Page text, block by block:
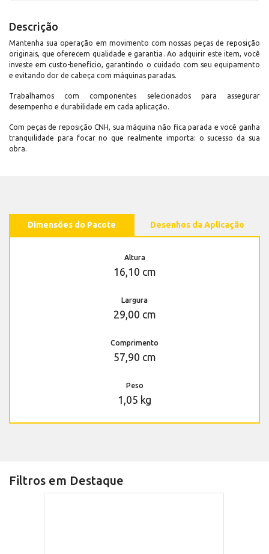
Descrição
Mantenha sua operação em movimento com nossas peças de reposição
originais, que oferecem qualidade e garantia. Ao adquirir este item, você
investe em custo-benefício, garantindo o cuidado com seu equipamento
e evitando dor de cabeça com máquinas paradas.
Trabalhamos com componentes selecionados para assegurar
desempenho e durabilidade em cada aplicação.
Com peças de reposição CNH, sua máquina não fica parada e você ganha
tranquilidade para focar no que realmente importa: o sucesso da sua
obra.
Dimensões do Pacote Desenhos da Aplicação
Altura
16,10 cm
Largura
29,00 cm
Comprimento
57,90 cm
Peso
1,05 kg
Filtros em Destaque